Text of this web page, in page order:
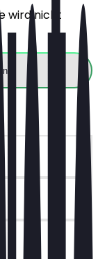
wird nicht